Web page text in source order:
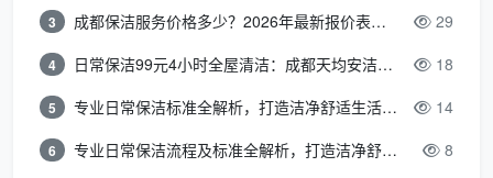
谁、带什么工具来。
看团队归属。上门的是公司自有固定员工，还是临
时拼凑的散工？前者有统一培训、统一工服、标准分
可能在别处打零工，今天来开荒，质量全靠运气。成都
3 成都保洁服务价格多少？2026年最新报价表来了，这一篇看透所有费用 29
4 日常保洁99元4小时全屋清洁：成都天均安洁保洁超值服务全解析 18
5 专业日常保洁标准全解析，打造洁净舒适生活空间 14
6 专业日常保洁流程及标准全解析，打造洁净舒适环境 8